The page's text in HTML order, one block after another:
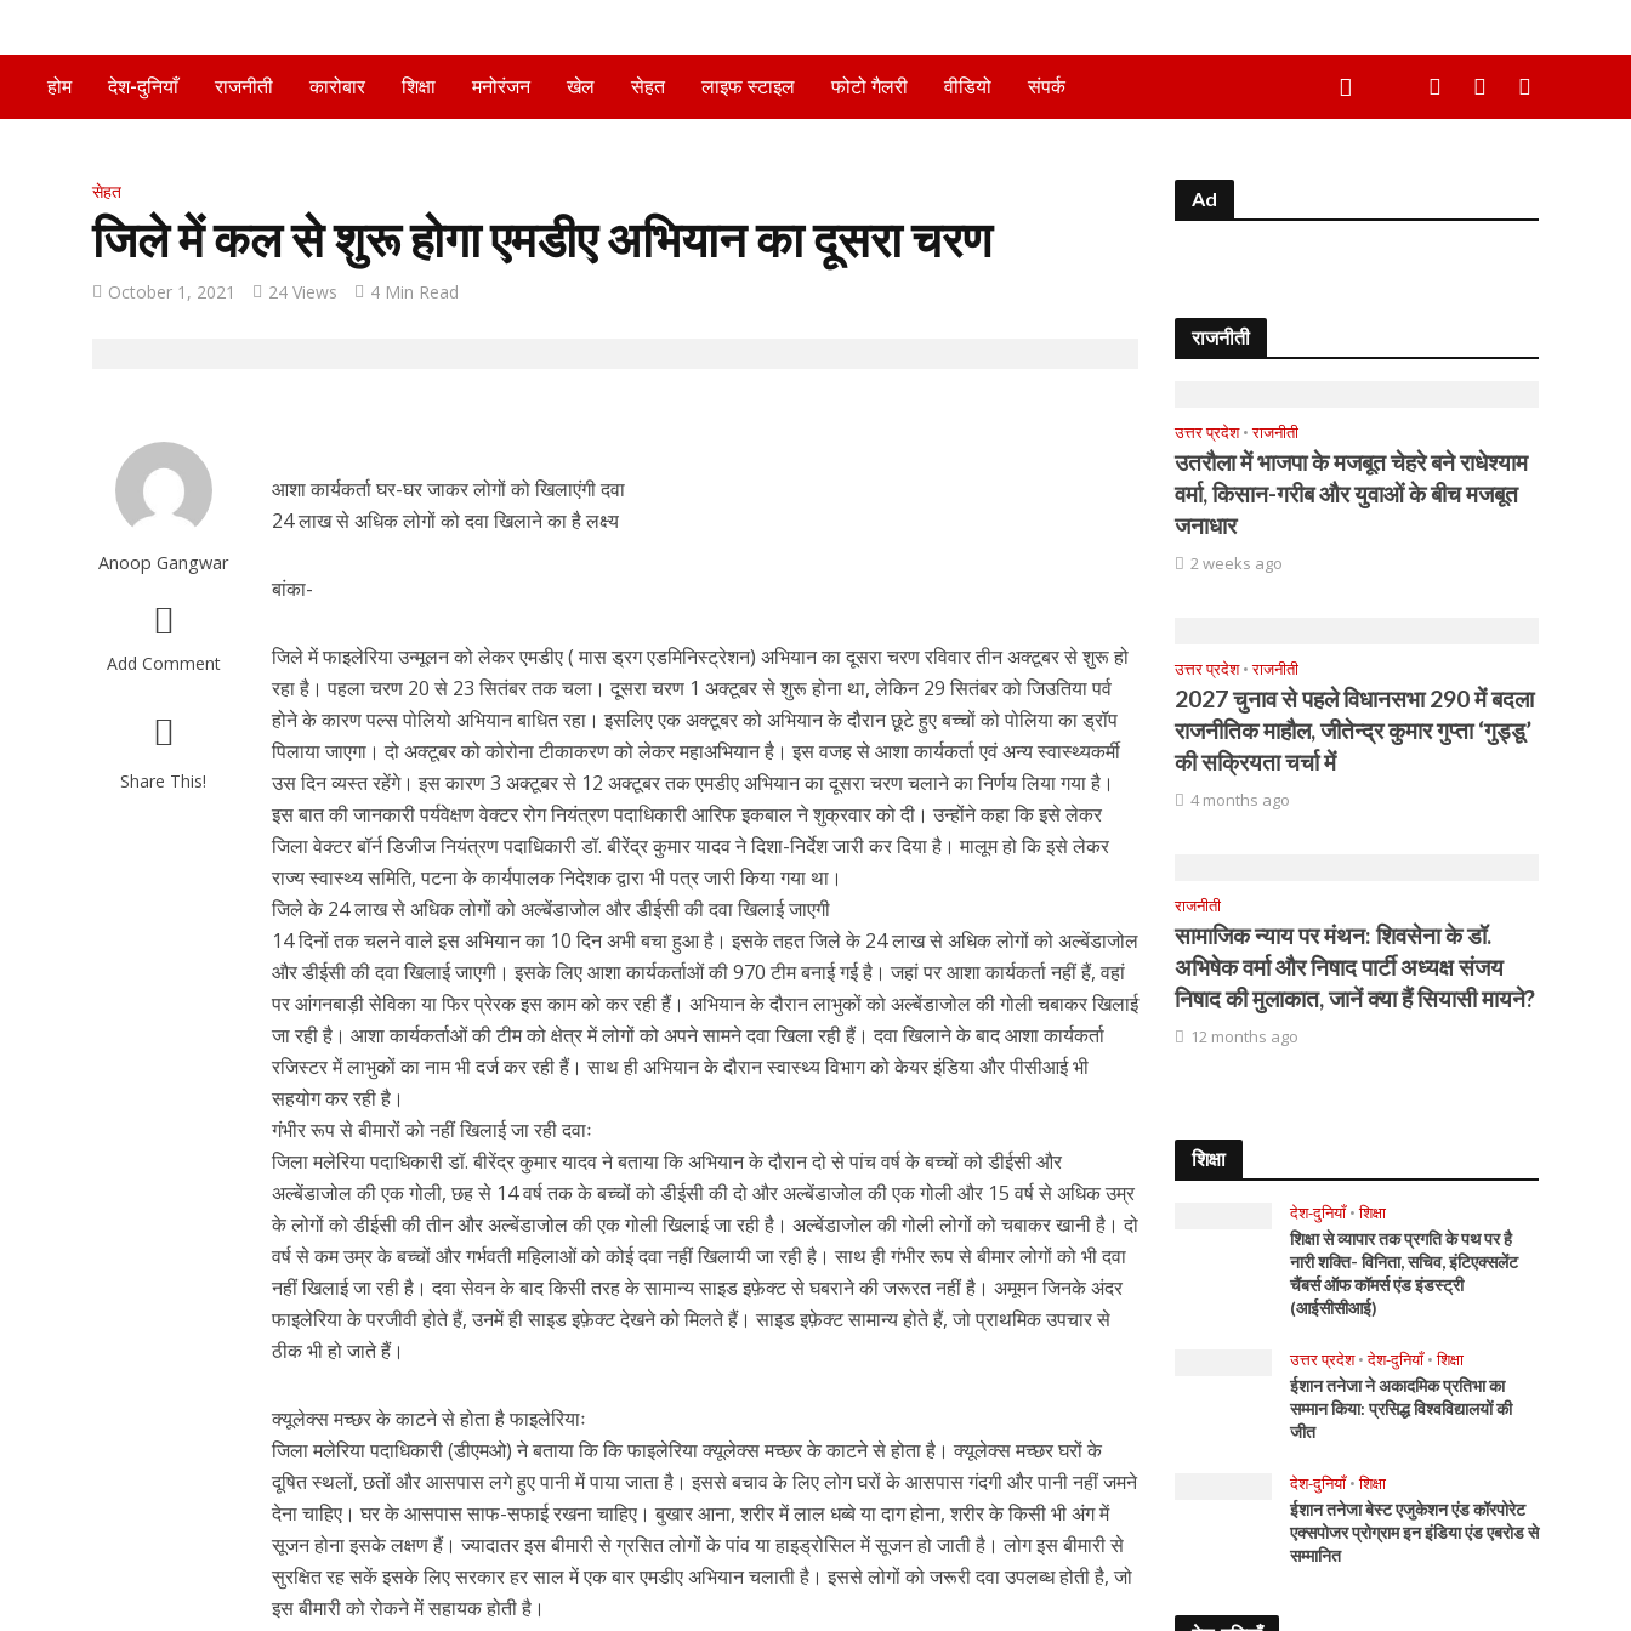
होम देश-दुनियाँ राजनीती कारोबार शिक्षा मनोरंजन खेल सेहत लाइफ स्टाइल फोटो गैलरी वीडियो संपर्क
सेहत
जिले में कल से शुरू होगा एमडीए अभियान का दूसरा चरण
October 1, 2021 24 Views 4 Min Read
Anoop Gangwar
Add Comment
Share This!
आशा कार्यकर्ता घर-घर जाकर लोगों को खिलाएंगी दवा
24 लाख से अधिक लोगों को दवा खिलाने का है लक्ष्य
बांका-
जिले में फाइलेरिया उन्मूलन को लेकर एमडीए ( मास ड्रग एडमिनिस्ट्रेशन) अभियान का दूसरा चरण रविवार तीन अक्टूबर से शुरू हो
रहा है। पहला चरण 20 से 23 सितंबर तक चला। दूसरा चरण 1 अक्टूबर से शुरू होना था, लेकिन 29 सितंबर को जिउतिया पर्व
होने के कारण पल्स पोलियो अभियान बाधित रहा। इसलिए एक अक्टूबर को अभियान के दौरान छूटे हुए बच्चों को पोलिया का ड्रॉप
पिलाया जाएगा। दो अक्टूबर को कोरोना टीकाकरण को लेकर महाअभियान है। इस वजह से आशा कार्यकर्ता एवं अन्य स्वास्थ्यकर्मी
उस दिन व्यस्त रहेंगे। इस कारण 3 अक्टूबर से 12 अक्टूबर तक एमडीए अभियान का दूसरा चरण चलाने का निर्णय लिया गया है।
इस बात की जानकारी पर्यवेक्षण वेक्टर रोग नियंत्रण पदाधिकारी आरिफ इकबाल ने शुक्रवार को दी। उन्होंने कहा कि इसे लेकर
जिला वेक्टर बॉर्न डिजीज नियंत्रण पदाधिकारी डॉ. बीरेंद्र कुमार यादव ने दिशा-निर्देश जारी कर दिया है। मालूम हो कि इसे लेकर
राज्य स्वास्थ्य समिति, पटना के कार्यपालक निदेशक द्वारा भी पत्र जारी किया गया था।
जिले के 24 लाख से अधिक लोगों को अल्बेंडाजोल और डीईसी की दवा खिलाई जाएगी
14 दिनों तक चलने वाले इस अभियान का 10 दिन अभी बचा हुआ है। इसके तहत जिले के 24 लाख से अधिक लोगों को अल्बेंडाजोल
और डीईसी की दवा खिलाई जाएगी। इसके लिए आशा कार्यकर्ताओं की 970 टीम बनाई गई है। जहां पर आशा कार्यकर्ता नहीं हैं, वहां
पर आंगनबाड़ी सेविका या फिर प्रेरक इस काम को कर रही हैं। अभियान के दौरान लाभुकों को अल्बेंडाजोल की गोली चबाकर खिलाई
जा रही है। आशा कार्यकर्ताओं की टीम को क्षेत्र में लोगों को अपने सामने दवा खिला रही हैं। दवा खिलाने के बाद आशा कार्यकर्ता
रजिस्टर में लाभुकों का नाम भी दर्ज कर रही हैं। साथ ही अभियान के दौरान स्वास्थ्य विभाग को केयर इंडिया और पीसीआई भी
सहयोग कर रही है।
गंभीर रूप से बीमारों को नहीं खिलाई जा रही दवाः
जिला मलेरिया पदाधिकारी डॉ. बीरेंद्र कुमार यादव ने बताया कि अभियान के दौरान दो से पांच वर्ष के बच्चों को डीईसी और
अल्बेंडाजोल की एक गोली, छह से 14 वर्ष तक के बच्चों को डीईसी की दो और अल्बेंडाजोल की एक गोली और 15 वर्ष से अधिक उम्र
के लोगों को डीईसी की तीन और अल्बेंडाजोल की एक गोली खिलाई जा रही है। अल्बेंडाजोल की गोली लोगों को चबाकर खानी है। दो
वर्ष से कम उम्र के बच्चों और गर्भवती महिलाओं को कोई दवा नहीं खिलायी जा रही है। साथ ही गंभीर रूप से बीमार लोगों को भी दवा
नहीं खिलाई जा रही है। दवा सेवन के बाद किसी तरह के सामान्य साइड इफ़ेक्ट से घबराने की जरूरत नहीं है। अमूमन जिनके अंदर
फाइलेरिया के परजीवी होते हैं, उनमें ही साइड इफ़ेक्ट देखने को मिलते हैं। साइड इफ़ेक्ट सामान्य होते हैं, जो प्राथमिक उपचार से
ठीक भी हो जाते हैं।
क्यूलेक्स मच्छर के काटने से होता है फाइलेरियाः
जिला मलेरिया पदाधिकारी (डीएमओ) ने बताया कि कि फाइलेरिया क्यूलेक्स मच्छर के काटने से होता है। क्यूलेक्स मच्छर घरों के
दूषित स्थलों, छतों और आसपास लगे हुए पानी में पाया जाता है। इससे बचाव के लिए लोग घरों के आसपास गंदगी और पानी नहीं जमने
देना चाहिए। घर के आसपास साफ-सफाई रखना चाहिए। बुखार आना, शरीर में लाल धब्बे या दाग होना, शरीर के किसी भी अंग में
सूजन होना इसके लक्षण हैं। ज्यादातर इस बीमारी से ग्रसित लोगों के पांव या हाइड्रोसिल में सूजन हो जाती है। लोग इस बीमारी से
सुरक्षित रह सकें इसके लिए सरकार हर साल में एक बार एमडीए अभियान चलाती है। इससे लोगों को जरूरी दवा उपलब्ध होती है, जो
इस बीमारी को रोकने में सहायक होती है।
Ad
राजनीती
उत्तर प्रदेश • राजनीती
उतरौला में भाजपा के मजबूत चेहरे बने राधेश्याम
वर्मा, किसान-गरीब और युवाओं के बीच मजबूत
जनाधार
2 weeks ago
उत्तर प्रदेश • राजनीती
2027 चुनाव से पहले विधानसभा 290 में बदला
राजनीतिक माहौल, जीतेन्द्र कुमार गुप्ता ‘गुड्डू’
की सक्रियता चर्चा में
4 months ago
राजनीती
सामाजिक न्याय पर मंथन: शिवसेना के डॉ.
अभिषेक वर्मा और निषाद पार्टी अध्यक्ष संजय
निषाद की मुलाकात, जानें क्या हैं सियासी मायने?
12 months ago
शिक्षा
देश-दुनियाँ • शिक्षा
शिक्षा से व्यापार तक प्रगति के पथ पर है
नारी शक्ति- विनिता, सचिव, इंटिएक्सलेंट
चैंबर्स ऑफ कॉमर्स एंड इंडस्ट्री
(आईसीसीआई)
उत्तर प्रदेश • देश-दुनियाँ • शिक्षा
ईशान तनेजा ने अकादमिक प्रतिभा का
सम्मान किया: प्रसिद्ध विश्वविद्यालयों की
जीत
देश-दुनियाँ • शिक्षा
ईशान तनेजा बेस्ट एजुकेशन एंड कॉरपोरेट
एक्सपोजर प्रोग्राम इन इंडिया एंड एबरोड से
सम्मानित